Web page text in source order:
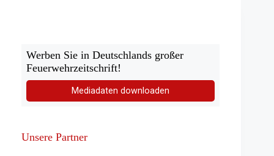
Werben Sie in Deutschlands großer
Feuerwehrzeitschrift!
Mediadaten downloaden
Unsere Partner